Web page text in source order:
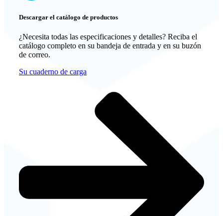
Descargar el catálogo de productos
¿Necesita todas las especificaciones y detalles? Reciba el
catálogo completo en su bandeja de entrada y en su buzón
de correo.
Su cuaderno de carga